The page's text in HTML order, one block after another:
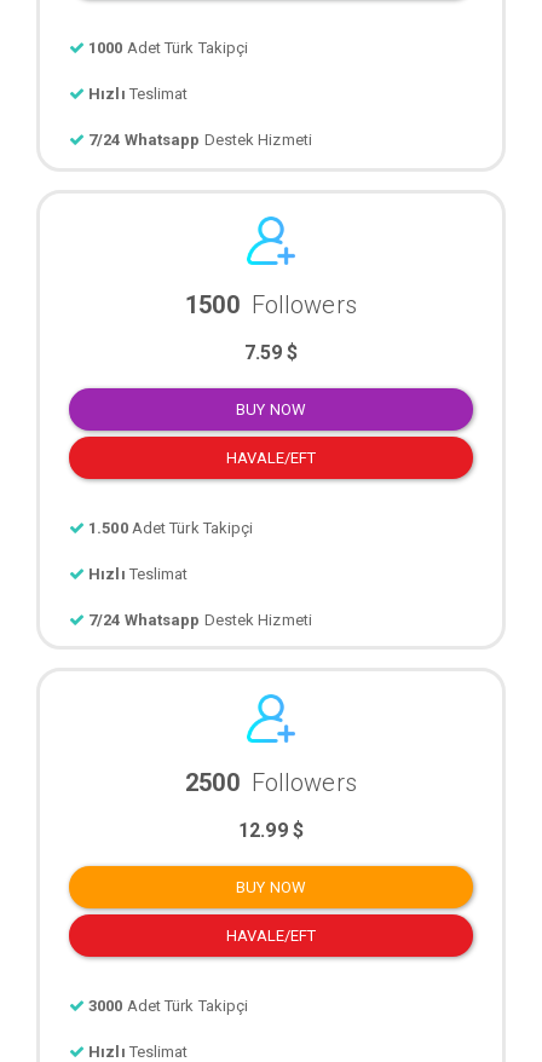
1000 Adet Türk Takipçi
Hızlı Teslimat
7/24 Whatsapp Destek Hizmeti
1500 Followers
7.59 $
BUY NOW
HAVALE/EFT
1.500 Adet Türk Takipçi
Hızlı Teslimat
7/24 Whatsapp Destek Hizmeti
2500 Followers
12.99 $
BUY NOW
HAVALE/EFT
3000 Adet Türk Takipçi
Hızlı Teslimat